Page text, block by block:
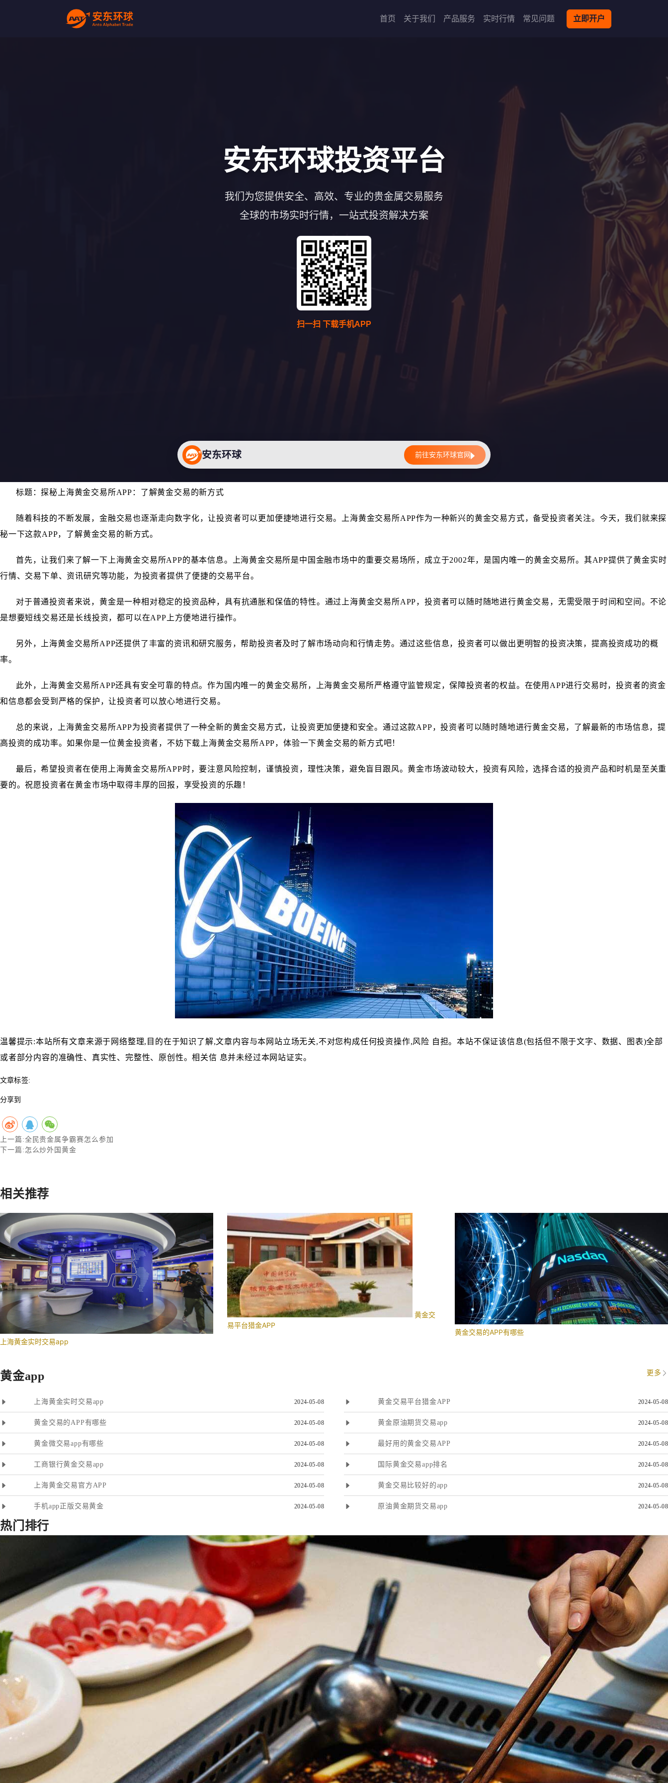
标题：探秘上海黄金交易所APP：了解黄金交易的新方式
随着科技的不断发展，金融交易也逐渐走向数字化，让投资者可以更加便捷地进行交易。上海黄金交易所APP作为一种新兴的黄金交易方式，备受投资者关注。今天，我们就来探
秘一下这款APP，了解黄金交易的新方式。
首先，让我们来了解一下上海黄金交易所APP的基本信息。上海黄金交易所是中国金融市场中的重要交易场所，成立于2002年，是国内唯一的黄金交易所。其APP提供了黄金实时
行情、交易下单、资讯研究等功能，为投资者提供了便捷的交易平台。
对于普通投资者来说，黄金是一种相对稳定的投资品种，具有抗通胀和保值的特性。通过上海黄金交易所APP，投资者可以随时随地进行黄金交易，无需受限于时间和空间。不论
是想要短线交易还是长线投资，都可以在APP上方便地进行操作。
另外，上海黄金交易所APP还提供了丰富的资讯和研究服务，帮助投资者及时了解市场动向和行情走势。通过这些信息，投资者可以做出更明智的投资决策，提高投资成功的概
率。
此外，上海黄金交易所APP还具有安全可靠的特点。作为国内唯一的黄金交易所，上海黄金交易所严格遵守监管规定，保障投资者的权益。在使用APP进行交易时，投资者的资金
和信息都会受到严格的保护，让投资者可以放心地进行交易。
总的来说，上海黄金交易所APP为投资者提供了一种全新的黄金交易方式，让投资更加便捷和安全。通过这款APP，投资者可以随时随地进行黄金交易，了解最新的市场信息，提
高投资的成功率。如果你是一位黄金投资者，不妨下载上海黄金交易所APP，体验一下黄金交易的新方式吧！
最后，希望投资者在使用上海黄金交易所APP时，要注意风险控制，谨慎投资，理性决策，避免盲目跟风。黄金市场波动较大，投资有风险，选择合适的投资产品和时机是至关重
要的。祝愿投资者在黄金市场中取得丰厚的回报，享受投资的乐趣！
温馨提示:本站所有文章来源于网络整理,目的在于知识了解,文章内容与本网站立场无关,不对您构成任何投资操作,风险 自担。本站不保证该信息(包括但不限于文字、数据、图表)全部
或者部分内容的准确性、真实性、完整性、原创性。相关信 息并未经过本网站证实。
文章标签:
分享到
上一篇:全民贵金属争霸赛怎么参加
下一篇: 怎么炒外国黄金
相关推荐
上海黄金实时交易app
黄金交
易平台猎金APP
黄金交易的APP有哪些
黄金app 更多
上海黄金实时交易app 2024-05-08 黄金交易平台猎金APP 2024-05-08
黄金交易的APP有哪些 2024-05-08 黄金原油期货交易app 2024-05-08
黄金微交易app有哪些 2024-05-08 最好用的黄金交易APP 2024-05-08
工商银行黄金交易app 2024-05-08 国际黄金交易app排名 2024-05-08
上海黄金交易官方APP 2024-05-08 黄金交易比较好的app 2024-05-08
手机app正版交易黄金 2024-05-08 原油黄金期货交易app 2024-05-08
热门排行